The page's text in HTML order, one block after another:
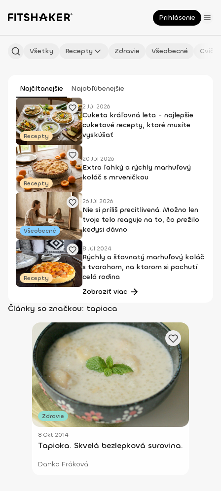
Prihlásenie
Všetky Recepty Zdravie Všeobecné
Najčítanejšie Najobľúbenejšie
Recepty
2 Júl 2026
Cuketa kráľovná leta - najlepšie
cuketové recepty, ktoré musíte
vyskúšať
Recepty
20 Júl 2026
Extra ľahký a rýchly marhuľový
koláč s mrveničkou
Všeobecné
26 Júl 2026
Nie si príliš precitlivená. Možno len
tvoje telo reaguje na to, čo prežilo
kedysi dávno
Recepty
8 Júl 2024
Rýchly a šťavnatý marhuľový koláč
s tvarohom, na ktorom si pochutí
celá rodina
Zobraziť viac
Články so značkou: tapioca
Zdravie
8 Okt 2014
Tapioka. Skvelá bezlepková surovina.
Danka Fráková